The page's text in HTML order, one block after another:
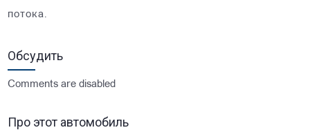
потока.
Обсудить
Comments are disabled
Про этот автомобиль